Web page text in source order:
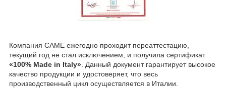
Компания CAME ежегодно проходит переаттестацию,
текущий год не стал исключением, и получила сертификат
«100% Made in Italy» . Данный документ гарантирует высокое
качество продукции и удостоверяет, что весь
производственный цикл осуществляется в Италии.